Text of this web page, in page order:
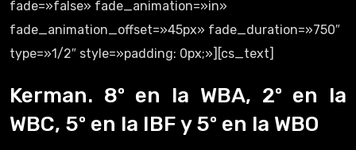
fade=»false» fade_animation=»in»
fade_animation_offset=»45px» fade_duration=»750″
type=»1/2″ style=»padding: 0px;»][cs_text]
Kerman. 8º en la WBA, 2º en la
WBC, 5º en la IBF y 5º en la WBO